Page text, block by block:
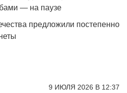
— на паузе
предложили постепенно
9 ИЮЛЯ 2026 В 12:37